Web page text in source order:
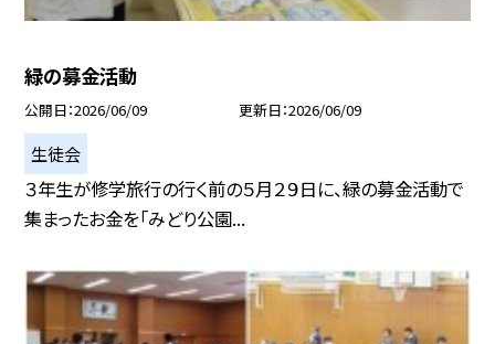
緑の募金活動
公開日 2026/06/09 更新日 2026/06/09
生徒会
３年生が修学旅行の行く前の５月２９日に、緑の募金活動で
集まったお金を「みどり公園...